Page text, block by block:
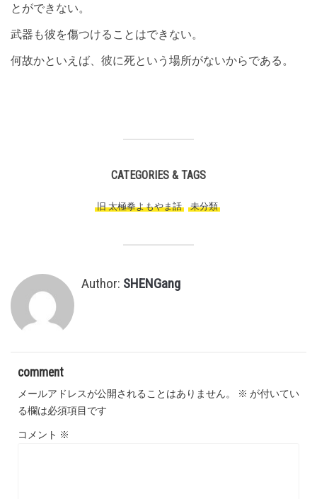
とができない。
武器も彼を傷つけることはできない。
何故かといえば、彼に死という場所がないからである。
CATEGORIES & TAGS
旧 太極拳よもやま話 未分類
Author: SHENGang
comment
メールアドレスが公開されることはありません。 ※ が付いてい
る欄は必須項目です
コメント ※